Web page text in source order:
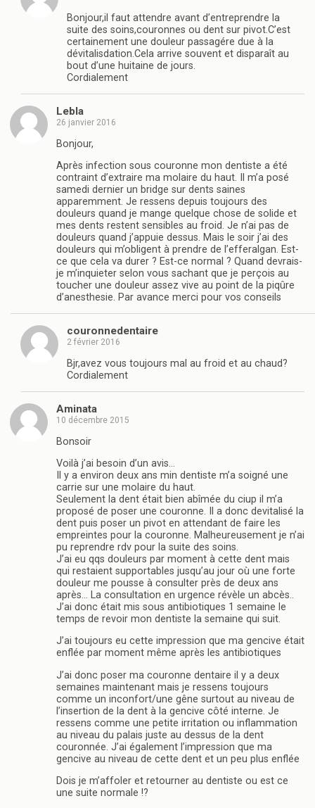
Bonjour,il faut attendre avant d’entreprendre la
suite des soins,couronnes ou dent sur pivot.C’est
certainement une douleur passagére due à la
dévitalisdation.Cela arrive souvent et disparaît au
bout d’une huitaine de jours.
Cordialement
Lebla
26 janvier 2016
Bonjour,
Après infection sous couronne mon dentiste a été
contraint d’extraire ma molaire du haut. Il m’a posé
samedi dernier un bridge sur dents saines
apparemment. Je ressens depuis toujours des
douleurs quand je mange quelque chose de solide et
mes dents restent sensibles au froid. Je n’ai pas de
douleurs quand j’appuie dessus. Mais le soir j’ai des
douleurs qui m’obligent à prendre de l’efferalgan. Est-
ce que cela va durer ? Est-ce normal ? Quand devrais-
je m’inquieter selon vous sachant que je perçois au
toucher une douleur assez vive au point de la piqûre
d’anesthesie. Par avance merci pour vos conseils
couronnedentaire
2 février 2016
Bjr,avez vous toujours mal au froid et au chaud?
Cordialement
Aminata
10 décembre 2015
Bonsoir
Voilà j’ai besoin d’un avis…
Il y a environ deux ans min dentiste m’a soigné une
carrie sur une molaire du haut.
Seulement la dent était bien abîmée du ciup il m’a
proposé de poser une couronne. Il a donc devitalisé la
dent puis poser un pivot en attendant de faire les
empreintes pour la couronne. Malheureusement je n’ai
pu reprendre rdv pour la suite des soins.
J’ai eu qqs douleurs par moment à cette dent mais
qui restaient supportables jusqu’au jour où une forte
douleur me pousse à consulter près de deux ans
après… La consultation en urgence révèle un abcès..
J’ai donc était mis sous antibiotiques 1 semaine le
temps de revoir mon dentiste la semaine qui suit.
J’ai toujours eu cette impression que ma gencive était
enflée par moment même après les antibiotiques
J’ai donc poser ma couronne dentaire il y a deux
semaines maintenant mais je ressens toujours
comme un inconfort/une gêne surtout au niveau de
l’insertion de la dent à la gencive côté interne. Je
ressens comme une petite irritation ou inflammation
au niveau du palais juste au dessus de la dent
couronnée. J’ai également l’impression que ma
gencive au niveau de cette dent et un peu plus enflée
Dois je m’affoler et retourner au dentiste ou est ce
une suite normale !?